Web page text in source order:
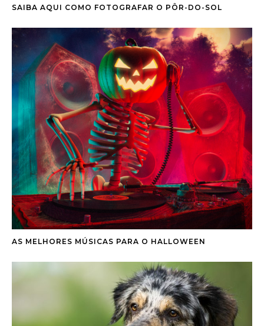
SAIBA AQUI COMO FOTOGRAFAR O PÔR-DO-SOL
AS MELHORES MÚSICAS PARA O HALLOWEEN